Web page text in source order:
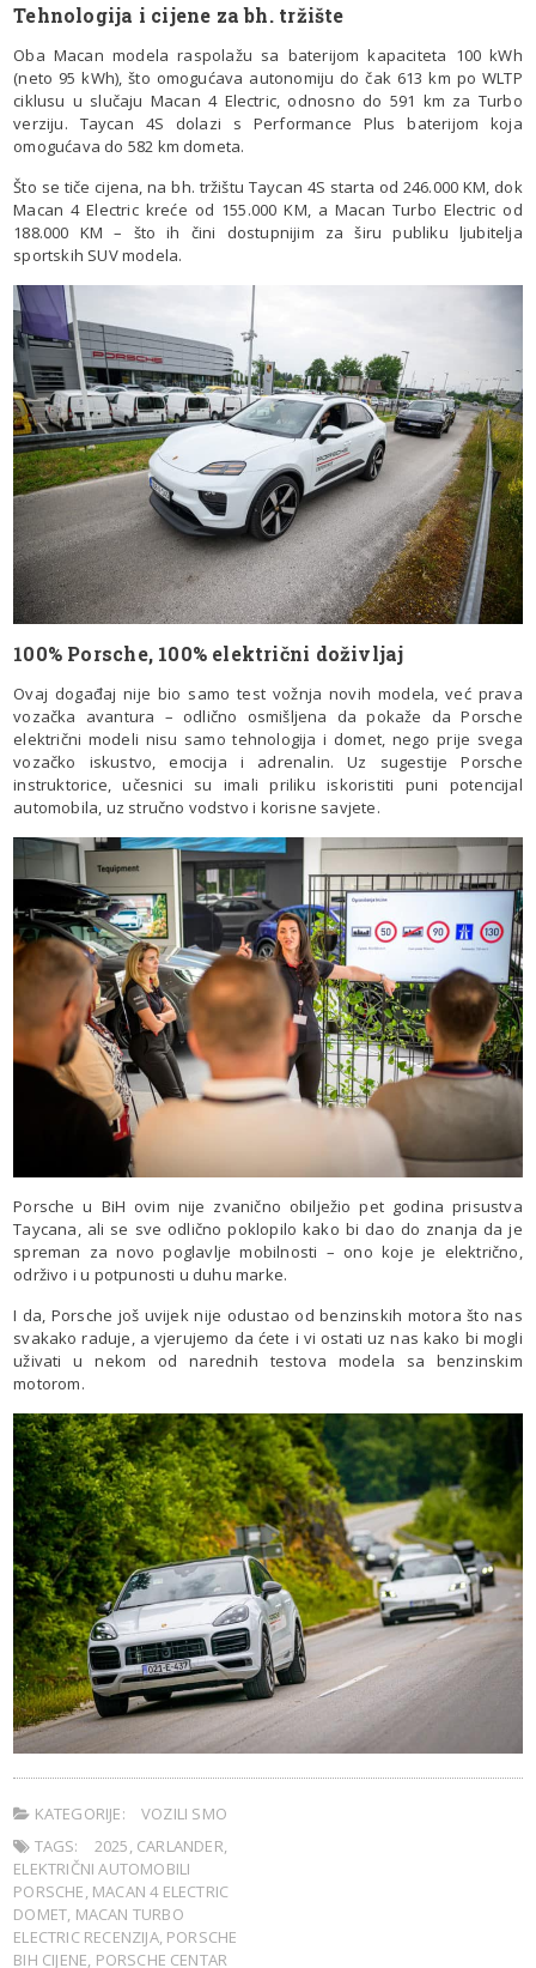
Tehnologija i cijene za bh. tržište
Oba Macan modela raspolažu sa baterijom kapaciteta 100 kWh
(neto 95 kWh), što omogućava autonomiju do čak 613 km po WLTP
ciklusu u slučaju Macan 4 Electric, odnosno do 591 km za Turbo
verziju. Taycan 4S dolazi s Performance Plus baterijom koja
omogućava do 582 km dometa.
Što se tiče cijena, na bh. tržištu Taycan 4S starta od 246.000 KM, dok
Macan 4 Electric kreće od 155.000 KM, a Macan Turbo Electric od
188.000 KM – što ih čini dostupnijim za širu publiku ljubitelja
sportskih SUV modela.
100% Porsche, 100% električni doživljaj
Ovaj događaj nije bio samo test vožnja novih modela, već prava
vozačka avantura – odlično osmišljena da pokaže da Porsche
električni modeli nisu samo tehnologija i domet, nego prije svega
vozačko iskustvo, emocija i adrenalin. Uz sugestije Porsche
instruktorice, učesnici su imali priliku iskoristiti puni potencijal
automobila, uz stručno vodstvo i korisne savjete.
Porsche u BiH ovim nije zvanično obilježio pet godina prisustva
Taycana, ali se sve odlično poklopilo kako bi dao do znanja da je
spreman za novo poglavlje mobilnosti – ono koje je električno,
održivo i u potpunosti u duhu marke.
I da, Porsche još uvijek nije odustao od benzinskih motora što nas
svakako raduje, a vjerujemo da ćete i vi ostati uz nas kako bi mogli
uživati u nekom od narednih testova modela sa benzinskim
motorom.
KATEGORIJE:
VOZILI SMO
TAGS:
2025, CARLANDER,
ELEKTRIČNI AUTOMOBILI
PORSCHE, MACAN 4 ELECTRIC
DOMET, MACAN TURBO
ELECTRIC RECENZIJA, PORSCHE
BIH CIJENE, PORSCHE CENTAR